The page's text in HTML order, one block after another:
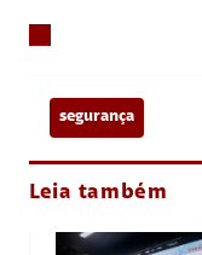
segurança
Leia também